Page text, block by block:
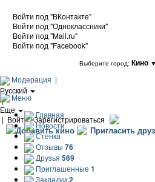
Войти под "ВКонтакте"
Войти под "Одноклассники"
Войти под "Mail.ru"
Войти под "Facebook"
Выберите город: Кино ▼
Модерация |
Русский
|
Еще
| Войти / Зарегистрироваться
Добавить кино Пригласить
Меню
Главная
Новости
Стенка
Отзывы 76
Друзья 569
Приглашенные 1
Закладки 2